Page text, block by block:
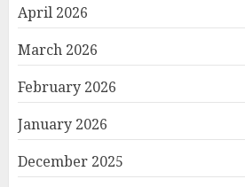
April 2026
March 2026
February 2026
January 2026
December 2025